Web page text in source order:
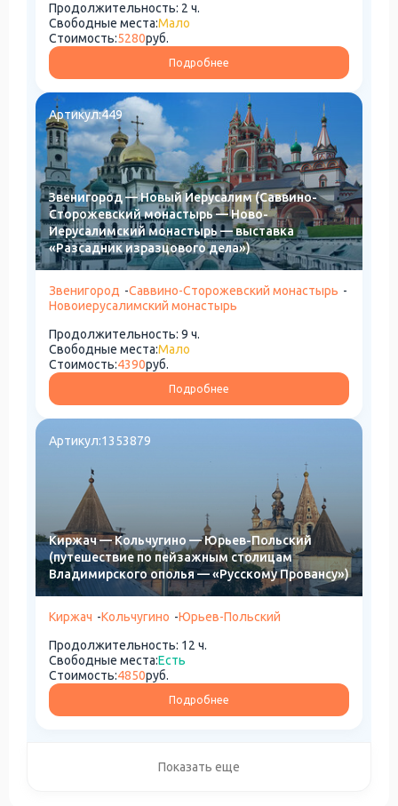
Продолжительность: 2 ч.
Свободные места:Мало
Стоимость:5280руб.
Подробнее
Артикул:449
Звенигород — Новый Иерусалим (Саввино-
Сторожевский монастырь — Ново-
Иерусалимский монастырь — выставка
«Разсадник изразцового дела»)
Звенигород -Саввино-Сторожевский монастырь -
Новоиерусалимский монастырь
Продолжительность: 9 ч.
Свободные места:Мало
Стоимость:4390руб.
Подробнее
Артикул:1353879
Киржач — Кольчугино — Юрьев-Польский
(путешествие по пейзажным столицам
Владимирского ополья — «Русскому Провансу»)
Киржач -Кольчугино -Юрьев-Польский
Продолжительность: 12 ч.
Свободные места:Есть
Стоимость:4850руб.
Подробнее
Показать еще